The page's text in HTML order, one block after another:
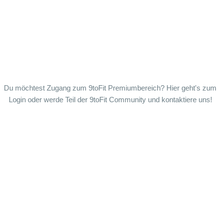
Du möchtest Zugang zum 9toFit Premiumbereich? Hier geht's zum
Loginoder werde Teil der 9toFit Community und kontaktiere uns!